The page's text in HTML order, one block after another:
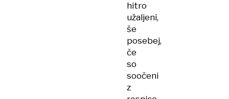
hitro
užaljeni,
še
posebej,
če
so
soočeni
z